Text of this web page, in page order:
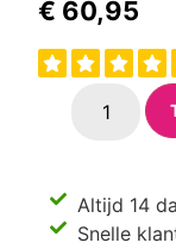
€ 60,95
Altijd 14
Snelle